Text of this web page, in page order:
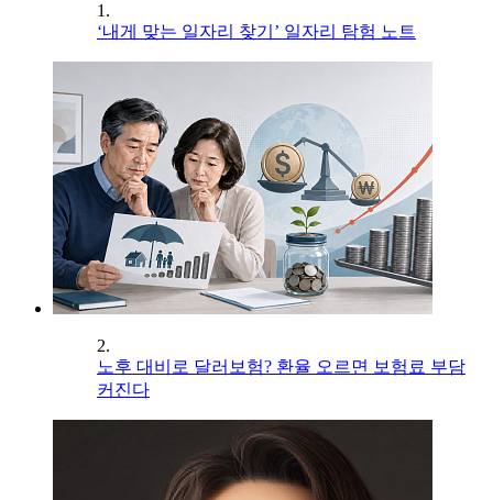
1.
‘내게 맞는 일자리 찾기’ 일자리 탐험 노트
2.
노후 대비로 달러보험? 환율 오르면 보험료 부담
커진다